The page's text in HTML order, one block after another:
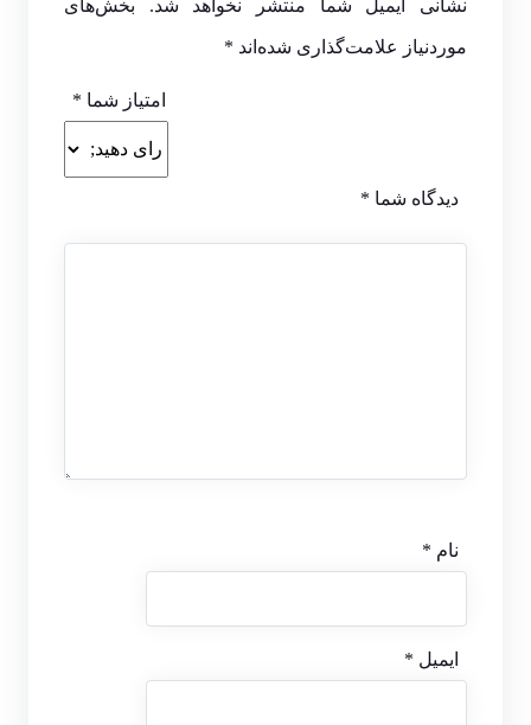
نشانی ایمیل شما منتشر نخواهد شد. بخش‌های
موردنیاز علامت‌گذاری شده‌اند *
امتیاز شما *
دیدگاه شما *
نام *
ایمیل *